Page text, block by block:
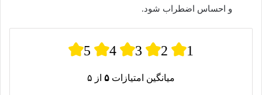
و احساس اضطراب شود.
5 4 3 2 1
میانگین امتیازات ۵ از ۵